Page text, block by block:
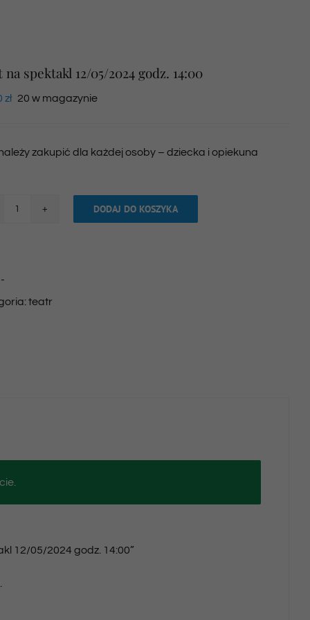
na spektakl 12/05/2024 godz. 14:00
zł 20 w magazynie
zakupić dla każdej osoby – dziecka i opiekuna
12/05/2024
DODAJ DO KOSZYKA
-
teatr
12/05/2024 godz. 14:00”